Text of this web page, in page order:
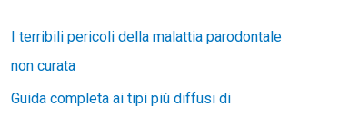
I terribili pericoli della malattia parodontale
non curata
Guida completa ai tipi più diffusi di